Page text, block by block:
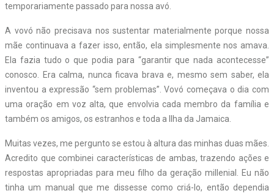
temporariamente passado para nossa avó.
A vovó não precisava nos sustentar materialmente porque nossa
mãe continuava a fazer isso, então, ela simplesmente nos amava.
Ela fazia tudo o que podia para “garantir que nada acontecesse”
conosco. Era calma, nunca ficava brava e, mesmo sem saber, ela
inventou a expressão “sem problemas”. Vovó começava o dia com
uma oração em voz alta, que envolvia cada membro da família e
também os amigos, os estranhos e toda a Ilha da Jamaica.
Muitas vezes, me pergunto se estou à altura das minhas duas mães.
Acredito que combinei características de ambas, trazendo ações e
respostas apropriadas para meu filho da geração millenial. Eu não
tinha um manual que me dissesse como criá-lo, então dependia